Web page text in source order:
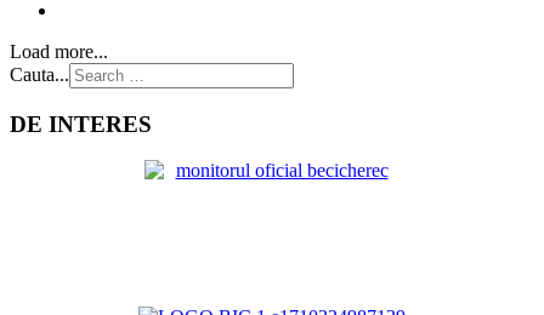
Load more...
Cauta...
DE INTERES